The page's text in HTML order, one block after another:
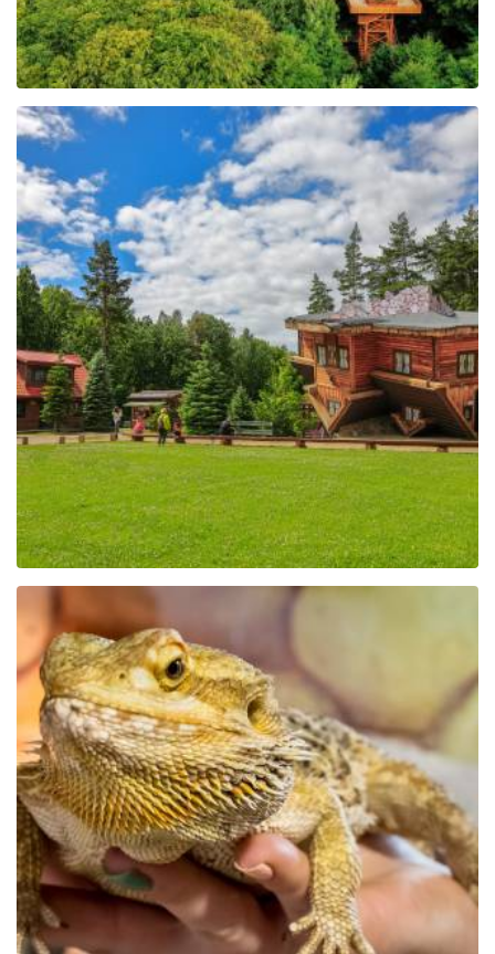
Leaflet| ©OpenStreetMapcontributors
Das Zentrum für Bildung
und Vermarktung der
Region in Szymbark
Der Bildungspark Zoo –
Exotische Kaschubei in
Tuchlino